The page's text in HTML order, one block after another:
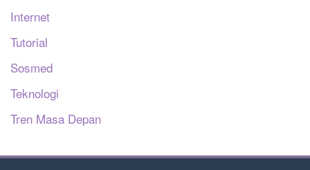
Internet
Tutorial
Sosmed
Teknologi
Tren Masa Depan